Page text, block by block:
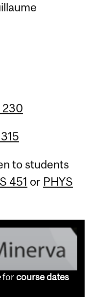
230
to students
451 or PHYS
forcourse dates